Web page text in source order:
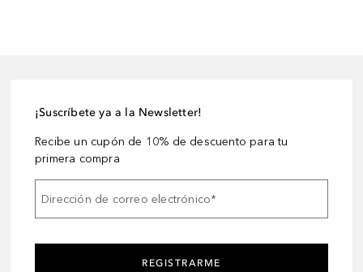
¡Suscríbete ya a la Newsletter!
Recibe un cupón de 10% de descuento para tu
primera compra
Dirección de correo electrónico*
REGISTRARME